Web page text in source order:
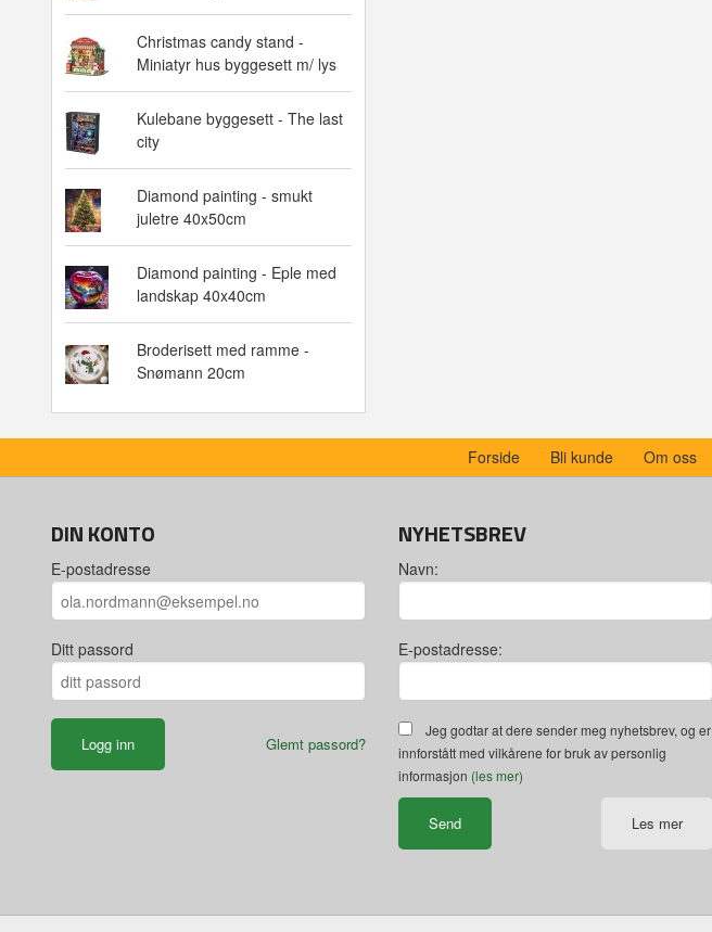
Christmas candy stand -
Miniatyr hus byggesett m/ lys
Kulebane byggesett - The last
city
Diamond painting - smukt
juletre 40x50cm
Diamond painting - Eple med
landskap 40x40cm
Broderisett med ramme -
Snømann 20cm
Forside Bli kunde Om oss
DIN KONTO
E-postadresse
Ditt passord
Glemt passord?
NYHETSBREV
Navn:
E-postadresse:
Jeg godtar at dere sender meg nyhetsbrev, og er
innforstått med vilkårene for bruk av personlig
informasjon (les mer)
Les mer